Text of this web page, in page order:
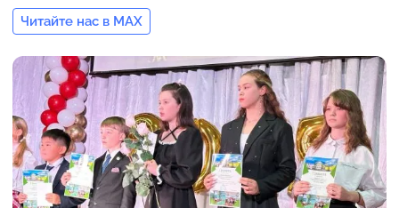
Читайте нас в MAX